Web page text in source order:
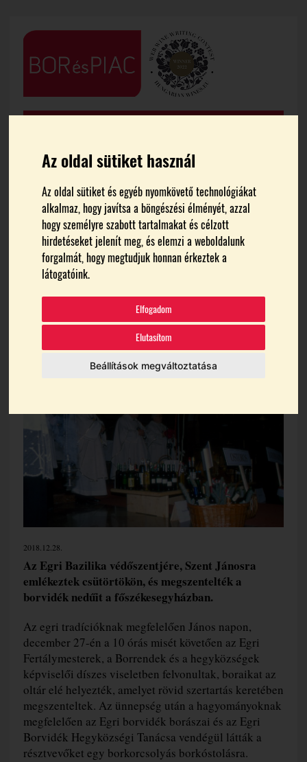
Az oldal sütiket használ
Az oldal sütiket és egyéb nyomkövető technológiákat
alkalmaz, hogy javítsa a böngészési élményét, azzal
hogy személyre szabott tartalmakat és célzott
hirdetéseket jelenít meg, és elemzi a weboldalunk
forgalmát, hogy megtudjuk honnan érkeztek a
látogatóink.
Elfogadom
Elutasítom
Beállítások megváltoztatása
FŐOLDAL HÍREK
János-napi borszentelés
Egerben
Témák: Egri Borút Egyesület
Egri Borvidék
Egri Borvidék Hegyközségi Tanácsa
Egri Fertálymesterek
2018.12.28.
Az Egri Bazilika védőszentjére, Szent Jánosra
emlékeztek csütörtökön, és megszentelték a
borvidék nedűit a főszékesegyházban.
Az egri tradícióknak megfelelően János napon,
december 27-én a 10 órás misét követően az Egri
Fertálymesterek, a Borrendek és a hegyközségek
képviselői díszes viseletben felvonultak, boraikat az
oltár elé helyezték, amelyet rövid szertartás keretében
megszenteltek. Az ünnepség után a hagyományoknak
megfelelően az Egri borvidék borászai és az Egri
Borvidék Hegyközségi Tanácsa vendégül látták a
résztvevőket egy borkorcsolyás borkóstolásra.